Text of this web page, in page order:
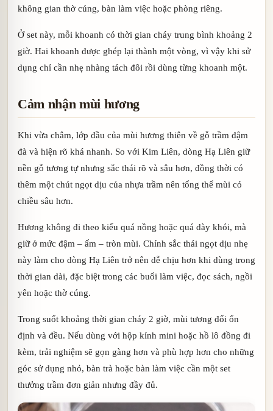
không gian thờ cúng, bàn làm việc hoặc phòng riêng.
Ở set này, mỗi khoanh có thời gian cháy trung bình khoảng 2
giờ. Hai khoanh được ghép lại thành một vòng, vì vậy khi sử
dụng chỉ cần nhẹ nhàng tách đôi rồi dùng từng khoanh một.
Cảm nhận mùi hương
Khi vừa châm, lớp đầu của mùi hương thiên về gỗ trầm đậm
đà và hiện rõ khá nhanh. So với Kim Liên, dòng Hạ Liên giữ
nền gỗ tương tự nhưng sắc thái rõ và sâu hơn, đồng thời có
thêm một chút ngọt dịu của nhựa trầm nên tổng thể mùi có
chiều sâu hơn.
Hương không đi theo kiểu quá nồng hoặc quá dày khói, mà
giữ ở mức đậm – ấm – tròn mùi. Chính sắc thái ngọt dịu nhẹ
này làm cho dòng Hạ Liên trở nên dễ chịu hơn khi dùng trong
thời gian dài, đặc biệt trong các buổi làm việc, đọc sách, ngồi
yên hoặc thờ cúng.
Trong suốt khoảng thời gian cháy 2 giờ, mùi tương đối ổn
định và đều. Nếu dùng với hộp kính mini hoặc hồ lô đồng đi
kèm, trải nghiệm sẽ gọn gàng hơn và phù hợp hơn cho những
góc sử dụng nhỏ, bàn trà hoặc bàn làm việc cần một set
thưởng trầm đơn giản nhưng đầy đủ.